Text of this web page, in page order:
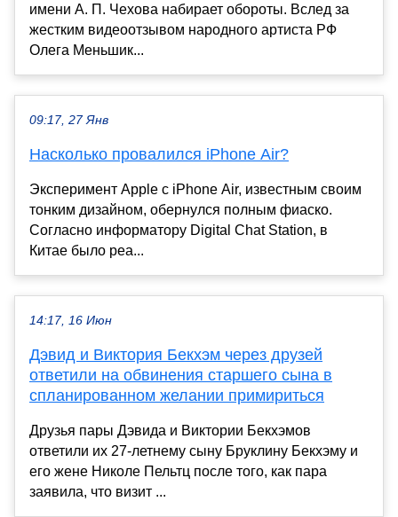
имени А. П. Чехова набирает обороты. Вслед за
жестким видеоотзывом народного артиста РФ
Олега Меньшик...
09:17, 27 Янв
Насколько провалился iPhone Air?
Эксперимент Apple с iPhone Air, известным своим
тонким дизайном, обернулся полным фиаско.
Согласно информатору Digital Chat Station, в
Китае было реа...
14:17, 16 Июн
Дэвид и Виктория Бекхэм через друзей
ответили на обвинения старшего сына в
спланированном желании примириться
Друзья пары Дэвида и Виктории Бекхэмов
ответили их 27-летнему сыну Бруклину Бекхэму и
его жене Николе Пельтц после того, как пара
заявила, что визит ...